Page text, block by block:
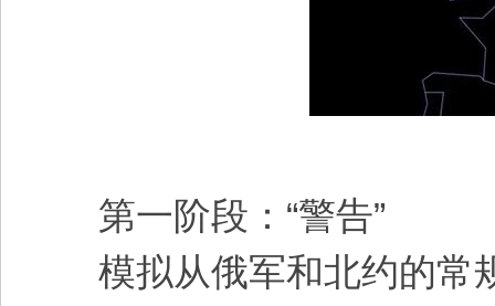
第一阶段：“警告”
模拟从俄军和北约的常规